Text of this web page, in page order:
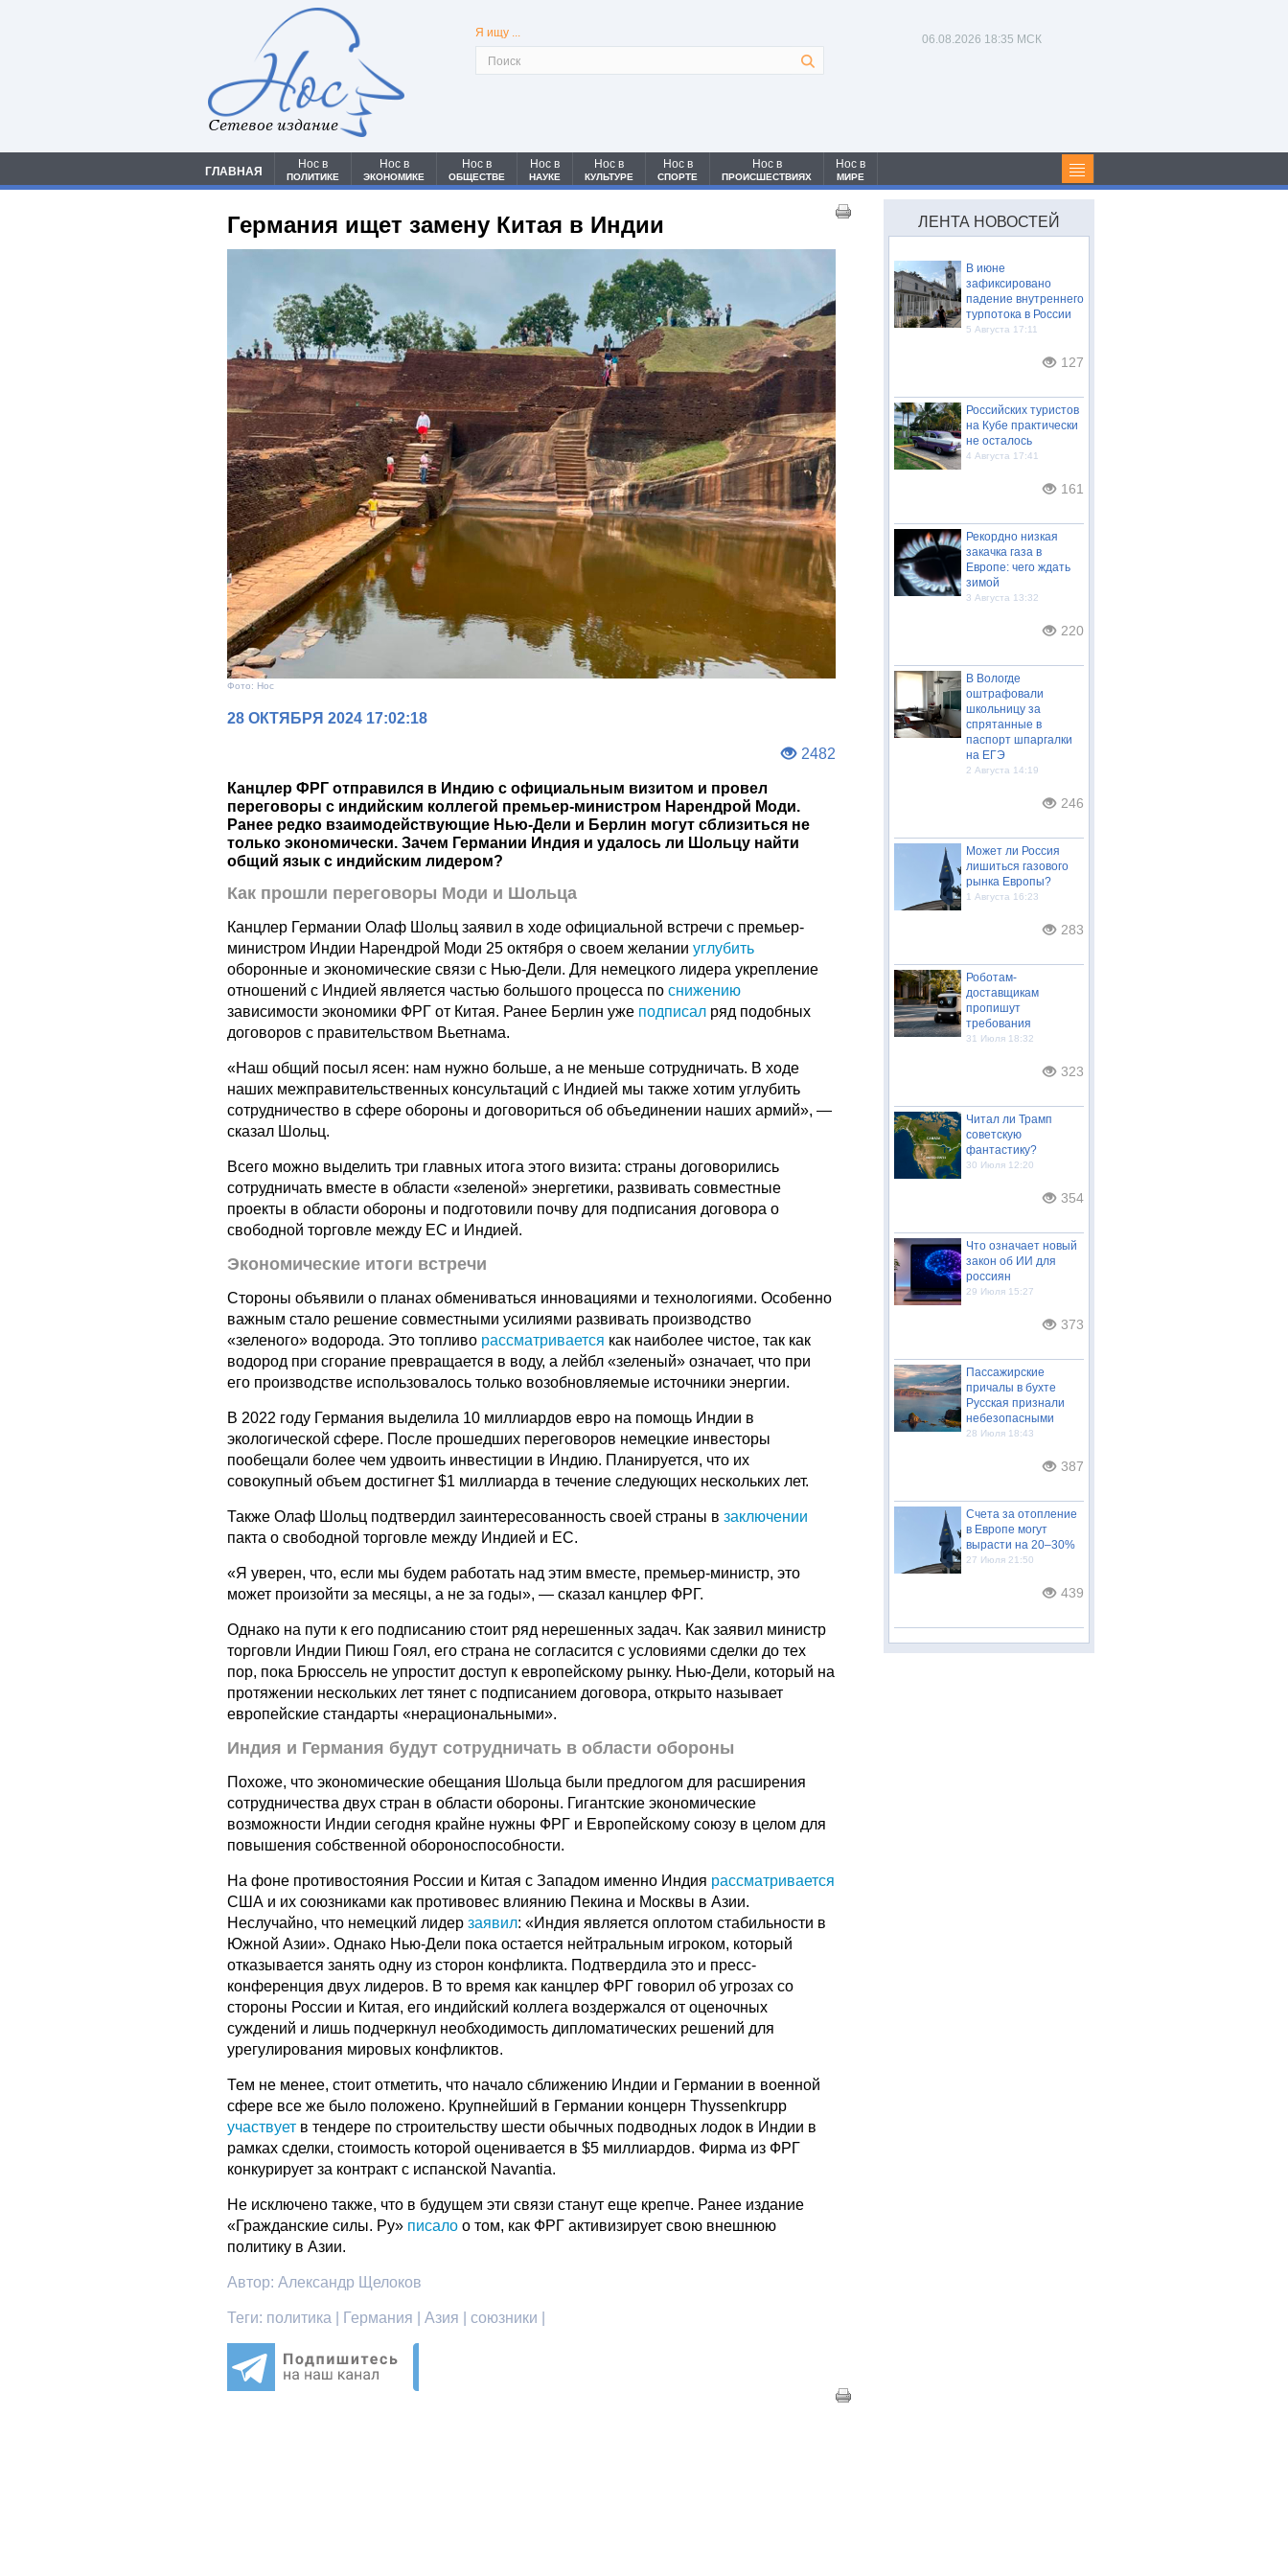
Сетевое издание
Я ищу ... 06.08.2026 18:35 МСК
ГЛАВНАЯ
Нос в
ПОЛИТИКЕ
Нос в
ЭКОНОМИКЕ
Нос в
ОБЩЕСТВЕ
Нос в
НАУКЕ
Нос в
КУЛЬТУРЕ
Нос в
СПОРТЕ
Нос в
ПРОИСШЕСТВИЯХ
Нос в
МИРЕ
Германия ищет замену Китая в Индии
Фото: Нос
28 ОКТЯБРЯ 2024 17:02:18
2482
Канцлер ФРГ отправился в Индию с официальным визитом и провел
переговоры с индийским коллегой премьер-министром Нарендрой Моди.
Ранее редко взаимодействующие Нью-Дели и Берлин могут сблизиться не
только экономически. Зачем Германии Индия и удалось ли Шольцу найти
общий язык с индийским лидером?
Как прошли переговоры Моди и Шольца
Канцлер Германии Олаф Шольц заявил в ходе официальной встречи с премьер-
министром Индии Нарендрой Моди 25 октября о своем желанииуглубить
оборонные и экономические связи с Нью-Дели. Для немецкого лидера укрепление
отношений с Индией является частью большого процесса поснижению
зависимости экономики ФРГ от Китая. Ранее Берлин уже подписал ряд подобных
договоров с правительством Вьетнама.
«Наш общий посыл ясен: нам нужно больше, а не меньше сотрудничать. В ходе
наших межправительственных консультаций с Индией мы также хотим углубить
сотрудничество в сфере обороны и договориться об объединении наших армий», —
сказал Шольц.
Всего можно выделить три главных итога этого визита: страны договорились
сотрудничать вместе в области «зеленой» энергетики, развивать совместные
проекты в области обороны и подготовили почву для подписания договора о
свободной торговле между ЕС и Индией.
Экономические итоги встречи
Стороны объявили о планах обмениваться инновациями и технологиями. Особенно
важным стало решение совместными усилиями развивать производство
«зеленого» водорода. Это топливо рассматривается как наиболее чистое, так как
водород при сгорание превращается в воду, а лейбл «зеленый» означает, что при
его производстве использовалось только возобновляемые источники энергии.
В 2022 году Германия выделила 10 миллиардов евро на помощь Индии в
экологической сфере. После прошедших переговоров немецкие инвесторы
пообещали более чем удвоить инвестиции в Индию. Планируется, что их
совокупный объем достигнет $1 миллиарда в течение следующих нескольких лет.
Также Олаф Шольц подтвердил заинтересованность своей страны взаключении
пакта о свободной торговле между Индией и ЕС.
«Я уверен, что, если мы будем работать над этим вместе, премьер-министр, это
может произойти за месяцы, а не за годы», — сказал канцлер ФРГ.
Однако на пути к его подписанию стоит ряд нерешенных задач. Как заявил министр
торговли Индии Пиюш Гоял, его страна не согласится с условиями сделки до тех
пор, пока Брюссель не упростит доступ к европейскому рынку. Нью-Дели, который на
протяжении нескольких лет тянет с подписанием договора, открыто называет
европейские стандарты «нерациональными».
Индия и Германия будут сотрудничать в области обороны
Похоже, что экономические обещания Шольца были предлогом для расширения
сотрудничества двух стран в области обороны. Гигантские экономические
возможности Индии сегодня крайне нужны ФРГ и Европейскому союзу в целом для
повышения собственной обороноспособности.
На фоне противостояния России и Китая с Западом именно Индия рассматривается
США и их союзниками как противовес влиянию Пекина и Москвы в Азии.
Неслучайно, что немецкий лидерзаявил: «Индия является оплотом стабильности в
Южной Азии». Однако Нью-Дели пока остается нейтральным игроком, который
отказывается занять одну из сторон конфликта. Подтвердила это и пресс-
конференция двух лидеров. В то время как канцлер ФРГ говорил об угрозах со
стороны России и Китая, его индийский коллега воздержался от оценочных
суждений и лишь подчеркнул необходимость дипломатических решений для
урегулирования мировых конфликтов.
Тем не менее, стоит отметить, что начало сближению Индии и Германии в военной
сфере все же было положено. Крупнейший в Германии концерн Thyssenkrupp
участвует в тендере по строительству шести обычных подводных лодок в Индии в
рамках сделки, стоимость которой оценивается в $5 миллиардов. Фирма из ФРГ
конкурирует за контракт с испанской Navantia.
Не исключено также, что в будущем эти связи станут еще крепче. Ранее издание
«Гражданские силы. Ру» писало о том, как ФРГ активизирует свою внешнюю
политику в Азии.
Автор:Александр Щелоков
Теги: политика | Германия | Азия | союзники |
ЛЕНТА НОВОСТЕЙ
В июне
зафиксировано
падение внутреннего
турпотока в России
5 Августа 17:11
127
Российских туристов
на Кубе практически
не осталось
4 Августа 17:41
161
Рекордно низкая
закачка газа в
Европе: чего ждать
зимой
3 Августа 13:32
220
В Вологде
оштрафовали
школьницу за
спрятанные в
паспорт шпаргалки
на ЕГЭ
2 Августа 14:19
246
Может ли Россия
лишиться газового
рынка Европы?
1 Августа 16:23
283
Роботам-
доставщикам
пропишут
требования
31 Июля 18:32
323
Читал ли Трамп
советскую
фантастику?
30 Июля 12:20
354
Что означает новый
закон об ИИ для
россиян
29 Июля 15:27
373
Пассажирские
причалы в бухте
Русская признали
небезопасными
28 Июля 18:43
387
Счета за отопление
в Европе могут
вырасти на 20–30%
27 Июля 21:50
439